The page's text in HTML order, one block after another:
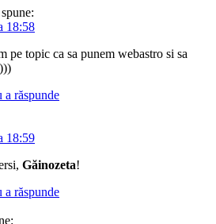
spune:
18:58
pe topic ca sa punem webastro si sa
a răspunde
18:59
Găinozeta!
a răspunde